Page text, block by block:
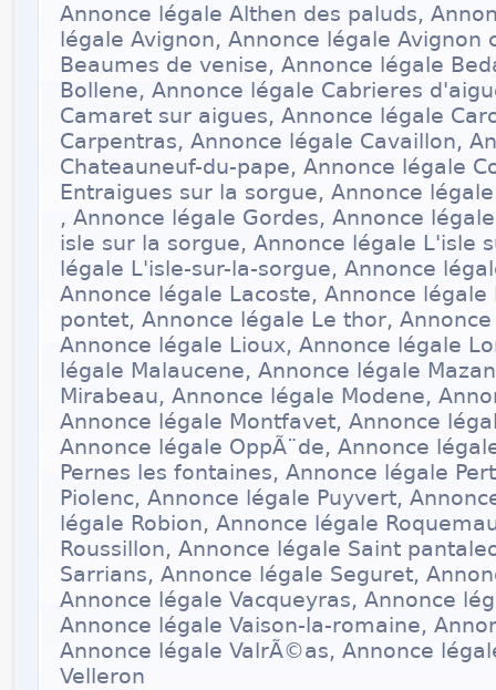
Annonce légale Althen des paluds,
légale Avignon, Annonce légale Avignon
Beaumes de venise, Annonce légale
Bollene, Annonce légale Cabrieres
Camaret sur aigues, Annonce légale
Carpentras, Annonce légale Cavaillon,
Chateauneuf-du-pape, Annonce légale
Entraigues sur la sorgue, Annonce
, Annonce légale Gordes, Annonce
isle sur la sorgue, Annonce légale L'isle
légale L'isle-sur-la-sorgue, Annonce
Annonce légale Lacoste, Annonce
pontet, Annonce légale Le thor,
Annonce légale Lioux, Annonce légale
légale Malaucene, Annonce légale
Mirabeau, Annonce légale Modene,
Annonce légale Montfavet, Annonce
Annonce légale OppÃ¨de, Annonce
Pernes les fontaines, Annonce légale
Piolenc, Annonce légale Puyvert,
légale Robion, Annonce légale
Roussillon, Annonce légale Saint
Sarrians, Annonce légale Seguret,
Annonce légale Vacqueyras, Annonce
Annonce légale Vaison-la-romaine,
Annonce légale ValrÃ©as, Annonce
Velleron